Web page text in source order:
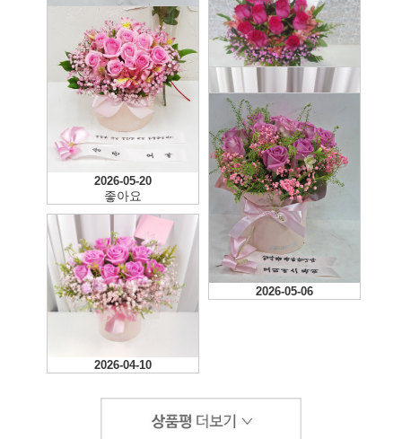
2026-07-14
2026-05-30
사진보다 더 예쁘게 꾸면서
정확한 배송시간에 딱 알맞
게 잘 배송해주셨네요~ 역
시 꽃배달은 99플라워^^
2026-05-20
좋아요
2026-05-06
2026-05-06
2026-04-10